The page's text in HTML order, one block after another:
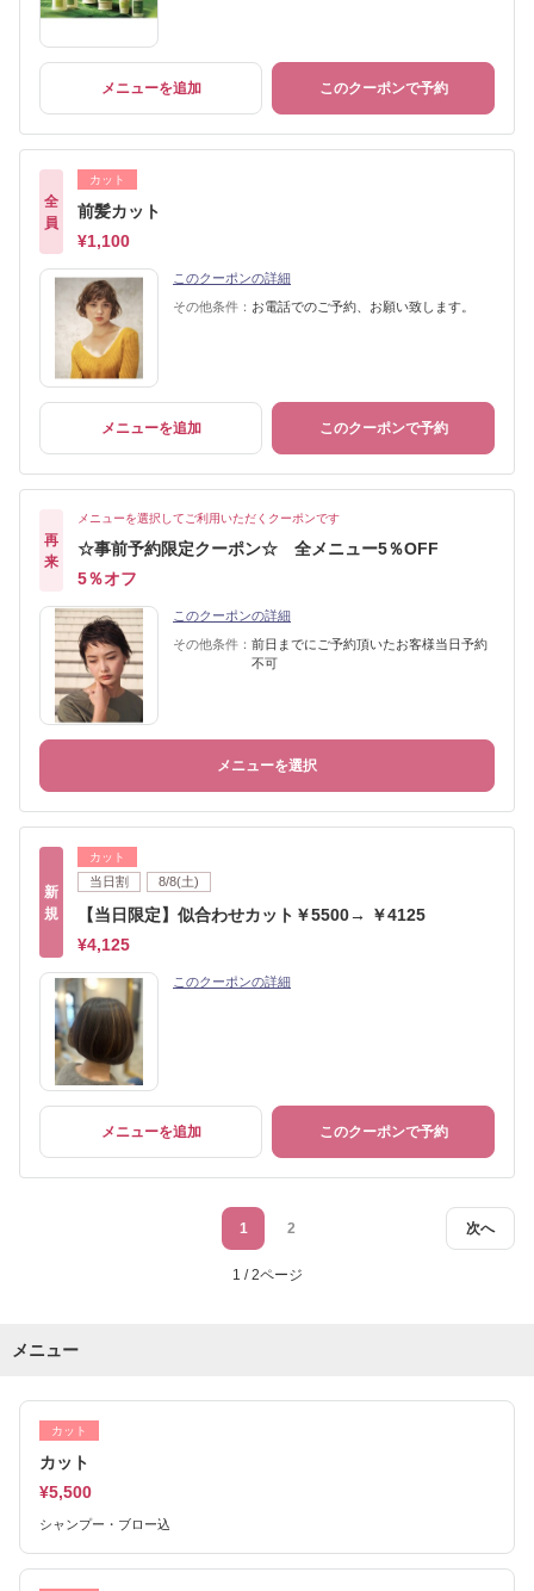
メニューを追加 このクーポンで予約
全
員
カット
前髪カット
¥1,100
このクーポンの詳細
その他条件： お電話でのご予約、お願い致します。
メニューを追加 このクーポンで予約
再
来
メニューを選択してご利用いただくクーポンです
☆事前予約限定クーポン☆ 全メニュー5％OFF
5％オフ
このクーポンの詳細
その他条件： 前日までにご予約頂いたお客様当日予約
不可
メニューを選択
新
規
カット
当日割 8/8(土)
【当日限定】似合わせカット￥5500→ ￥4125
¥4,125
このクーポンの詳細
メニューを追加 このクーポンで予約
次へ
1 2
1 / 2ページ
メニュー
カット
カット
¥5,500
シャンプー・ブロー込